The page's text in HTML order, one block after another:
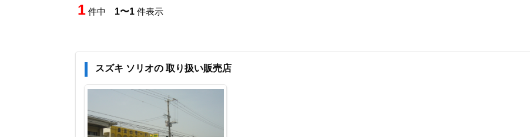
1 件中 1〜1 件表示
スズキ ソリオの 取り扱い販売店